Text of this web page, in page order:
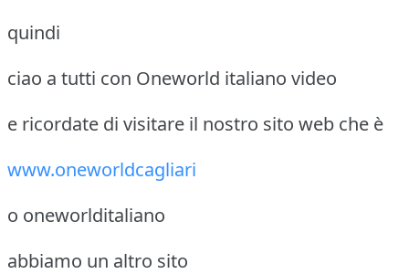
quindi
ciao a tutti con Oneworld italiano video
e ricordate di visitare il nostro sito web che è
www.oneworldcagliari
o oneworlditaliano
abbiamo un altro sito